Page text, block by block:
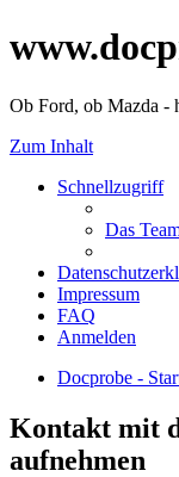
Ob Ford, ob Mazda -
Zum Inhalt
Schnellzugriff
Das
Impressum
FAQ
Anmelden
Docprobe -
Kontakt mit
aufnehmen